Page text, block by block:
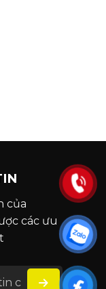
của
các ưu